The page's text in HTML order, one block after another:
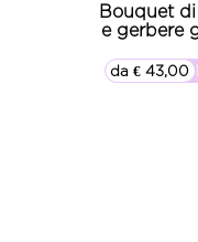
Bouquet di
e gerbere
▷▷
da € 43,00